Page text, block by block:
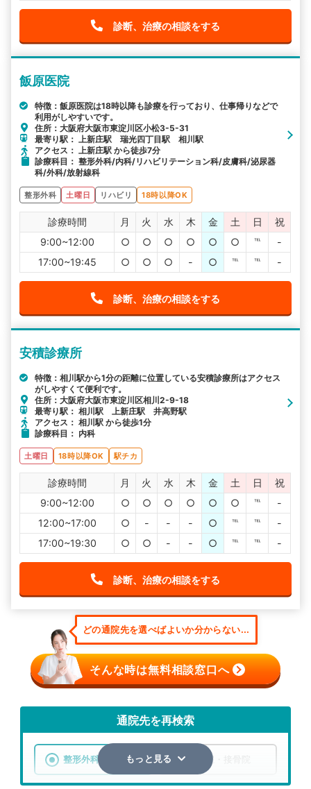
診断、治療の相談をする
飯原医院
特徴：飯原医院は18時以降も診療を行っており、仕事帰りなどで
利用がしやすいです。
住所：大阪府大阪市東淀川区小松3-5-31
最寄り駅： 上新庄駅 瑞光四丁目駅 相川駅
アクセス： 上新庄駅 から徒歩7分
診療科目： 整形外科/内科/リハビリテーション科/皮膚科/泌尿器
科/外科/放射線科
整形外科 土曜日 リハビリ 18時以降OK
診療時間 月 火 水 木 金 土 日
祝
9:00~12:00
○ ○ ○ ○ ○ ○ ℡
-
17:00~19:45
○ ○ ○ - ○ ℡ ℡ -
診断、治療の相談をする
安積診療所
特徴：相川駅から1分の距離に位置している安積診療所はアクセス
がしやすくて便利です。
住所：大阪府大阪市東淀川区相川2-9-18
最寄り駅： 相川駅 上新庄駅 井高野駅
アクセス： 相川駅 から徒歩1分
診療科目： 内科
土曜日 18時以降OK 駅チカ
診療時間 月 火 水 木 金 土 日
祝
9:00~12:00
○ ○ ○ ○ ○ ○ ℡
-
12:00~17:00
○ - - - ○ ℡ ℡
-
17:00~19:30
○ ○ - - ○ ℡ ℡ -
診断、治療の相談をする
どの通院先を選べばよいか分からない...
そんな時は無料相談窓口へ
通院先を再検索
整形外科 整骨院・接骨院
もっと見る